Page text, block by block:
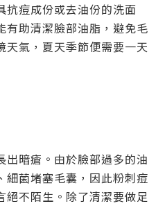
抗痘成份或去油份的洗面
有助清潔臉部油脂，避免毛
天氣，夏天季節便需要一天
出暗瘡。由於臉部過多的油
細菌堵塞毛囊，因此粉刺痘
絕不陌生。除了清潔要做足